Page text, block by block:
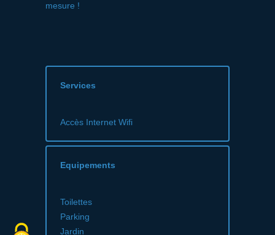
mesure !
Services
Accès Internet Wifi
Equipements
Toilettes
Parking
Jardin